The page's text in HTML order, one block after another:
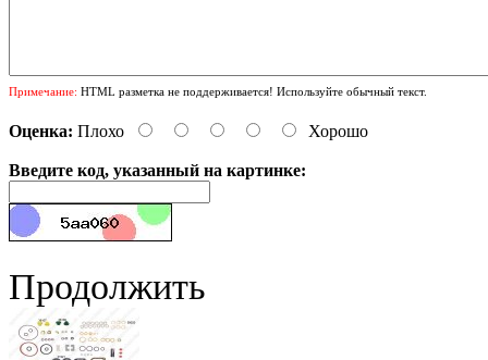
Примечание: HTML разметка не поддерживается! Используйте обычный текст.
Оценка: Плохо Хорошо
Введите код, указанный на картинке:
Продолжить